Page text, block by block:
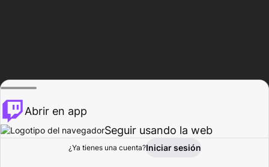
Explorar Actividad
Abrir en app
Seguir usando la web
¿Ya tienes una cuenta?Iniciar sesión